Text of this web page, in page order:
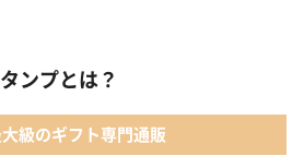
品
タンプとは？
級のギフト専門通販